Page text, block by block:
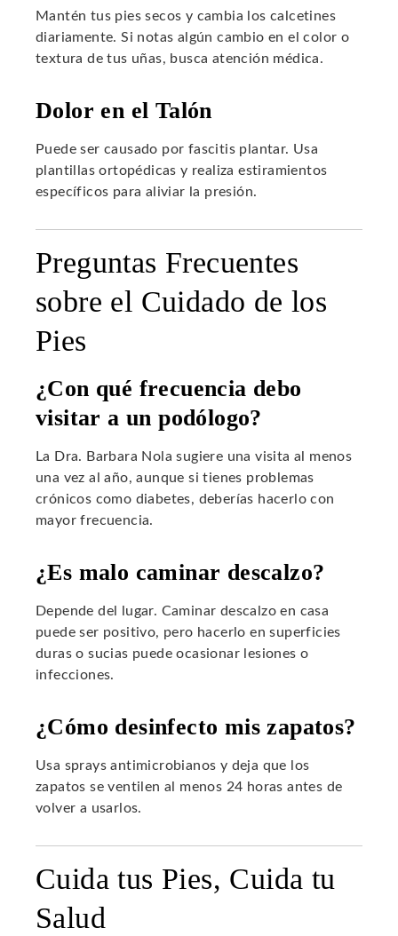
Mantén tus pies secos y cambia los calcetines
diariamente. Si notas algún cambio en el color o
textura de tus uñas, busca atención médica.
Dolor en el Talón
Puede ser causado por fascitis plantar. Usa
plantillas ortopédicas y realiza estiramientos
específicos para aliviar la presión.
Preguntas Frecuentes
sobre el Cuidado de los
Pies
¿Con qué frecuencia debo
visitar a un podólogo?
La Dra. Barbara Nola sugiere una visita al menos
una vez al año, aunque si tienes problemas
crónicos como diabetes, deberías hacerlo con
mayor frecuencia.
¿Es malo caminar descalzo?
Depende del lugar. Caminar descalzo en casa
puede ser positivo, pero hacerlo en superficies
duras o sucias puede ocasionar lesiones o
infecciones.
¿Cómo desinfecto mis zapatos?
Usa sprays antimicrobianos y deja que los
zapatos se ventilen al menos 24 horas antes de
volver a usarlos.
Cuida tus Pies, Cuida tu
Salud